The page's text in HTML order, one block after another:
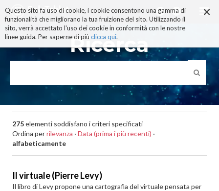
×
Questo sito fa uso di cookie, i cookie consentono una gamma di
funzionalità che migliorano la tua fruizione del sito. Utilizzando il
sito, verrà accettato l'uso dei cookie in conformità con le nostre
linee guida. Per saperne di più clicca qui.
ai
contenuti.
|
alla
navigazione
Ricerca
275elementi soddisfano i criteri specificati
Ordina perrilevanza · Data (prima i più recenti) ·
alfabeticamente
Il virtuale (Pierre Levy)
Il libro di Levy propone una cartografia del virtuale pensata per